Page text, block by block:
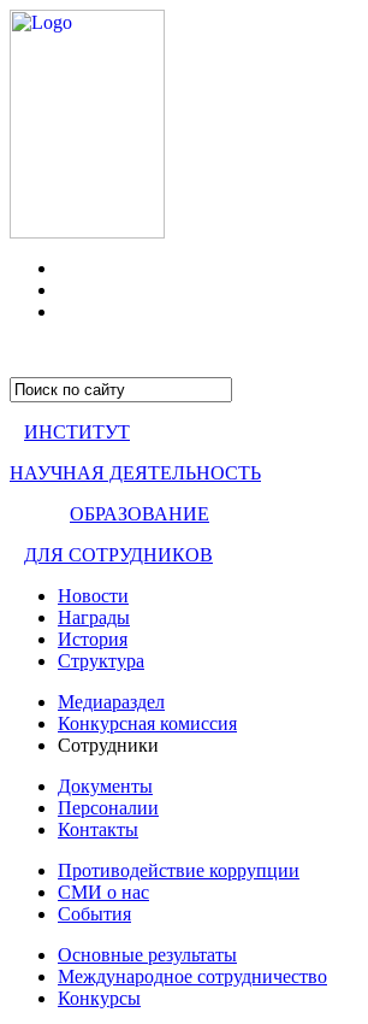
ИНСТИТУТ
НАУЧНАЯ ДЕЯТЕЛЬНОСТЬ
ОБРАЗОВАНИЕ
ДЛЯ СОТРУДНИКОВ
Новости
Награды
История
Структура
Медиараздел
Конкурсная комиссия
Сотрудники
Документы
Персоналии
Контакты
Противодействие коррупции
СМИ о нас
События
Основные результаты
Международное сотрудничество
Конкурсы